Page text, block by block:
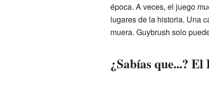
época. A veces, el juego
lugares de la historia. Una
muera. Guybrush solo
¿Sabías que...?